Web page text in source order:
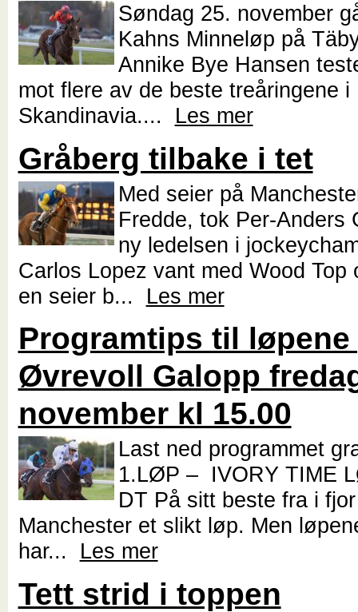
Søndag 25. november
Kahns Minneløp på
Annike Bye Hansen
mot flere av de beste treåringene i
Skandinavia.... Les mer
Gråberg tilbake i tet
Med seier på
Fredde, tok Per-Anders
ny ledelsen i
Carlos Lopez vant med Wood Top
en seier b... Les mer
Programtips til løpene
Øvrevoll Galopp
november kl 15.00
Last ned programmet
1.LØP – IVORY TIME
DT På sitt beste fra i
Manchester et slikt løp. Men
har... Les mer
Tett strid i toppen